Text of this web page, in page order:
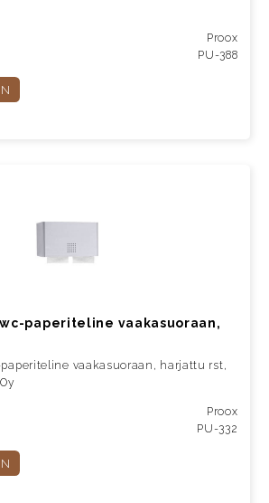
Proox
PU-388
paperiteline vaakasuoraan,
vaakasuoraan, harjattu rst,
Proox
PU-332